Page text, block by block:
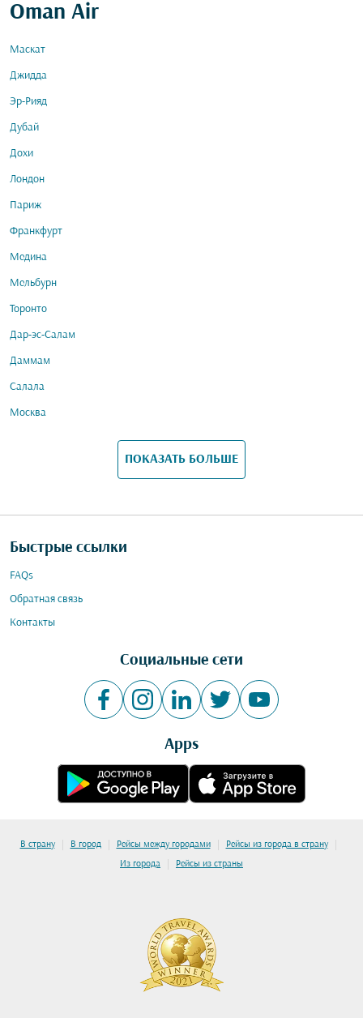
Oman Air
Маскат
Джидда
Эр-Рияд
Дубай
Дохи
Лондон
Париж
Франкфурт
Медина
Мельбурн
Торонто
Дар-эс-Салам
Даммам
Салала
Москва
ПОКАЗАТЬ БОЛЬШЕ
Быстрые ссылки
FAQs
Обратная связь
Контакты
Социальные сети
Apps
В страну | В город | Рейсы между городами | Рейсы из города в страну |
Из города | Рейсы из страны